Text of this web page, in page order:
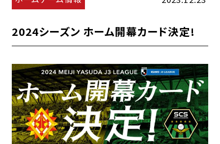
2024シーズン ホーム開幕カード決定!